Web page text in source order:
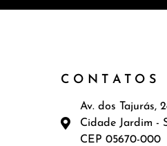
CONTATOS
Av. dos Tajurás,
Cidade Jardim -
CEP 05670-000